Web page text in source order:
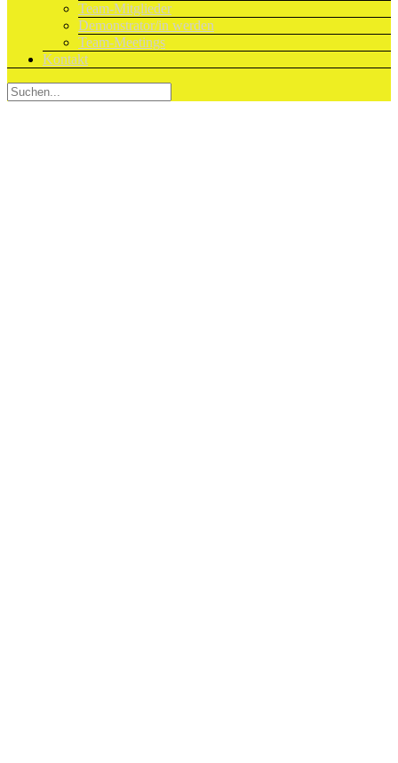
Team-Mitglieder
Demonstrator/in werden
Team-Meetings
Kontakt